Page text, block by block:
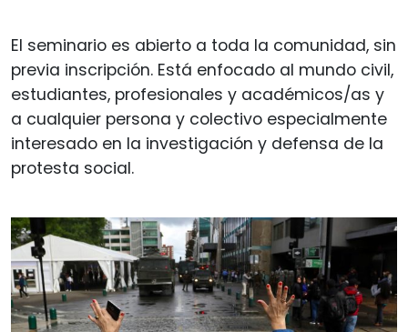
El seminario es abierto a toda la comunidad, sin
previa inscripción. Está enfocado al mundo civil,
estudiantes, profesionales y académicos/as y
a cualquier persona y colectivo especialmente
interesado en la investigación y defensa de la
protesta social.